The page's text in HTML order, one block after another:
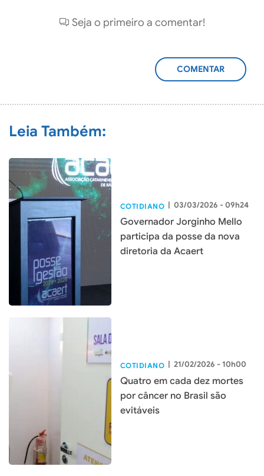
Seja o primeiro a comentar!
ADICIONAR
Leia Também:
COTIDIANO | 03/03/2026 - 09h24
Governador Jorginho Mello
participa da posse da nova
diretoria da Acaert
COTIDIANO | 21/02/2026 - 10h00
Quatro em cada dez mortes
por câncer no Brasil são
evitáveis